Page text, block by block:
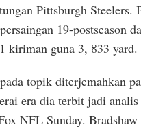
Pittsburgh Steelers.
19-postseason
kiriman guna 3, 833 yard.
topik diterjemahkan
era dia terbit jadi
NFL Sunday. Bradshaw